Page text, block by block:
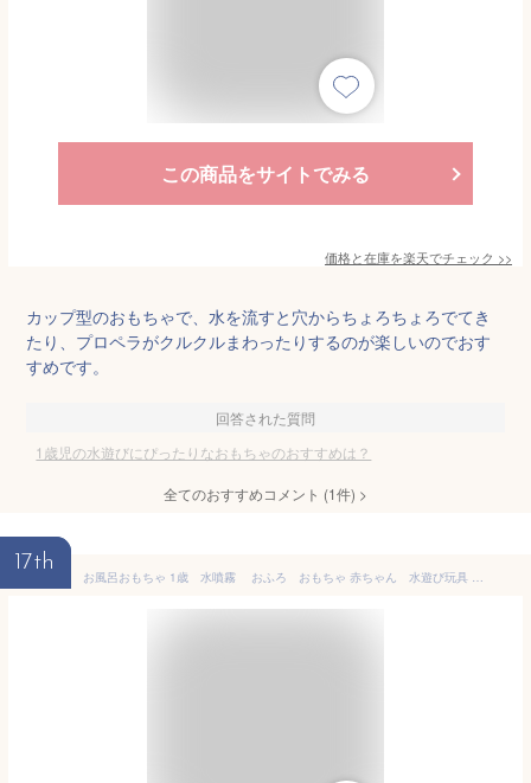
この商品をサイトでみる
価格と在庫を楽天でチェック >>
カップ型のおもちゃで、水を流すと穴からちょろちょろでてき
たり、プロペラがクルクルまわったりするのが楽しいのでおす
すめです。
回答された質問
1歳児の水遊びにぴったりなおもちゃのおすすめは？
全てのおすすめコメント (1件) >
17th
お風呂おもちゃ 1歳 水噴霧 おふろ おもちゃ 赤ちゃん 水遊び玩具 カエル噴水おもちゃ 動物玩具 子供 風呂 入浴 夏 スイミングプール セット 人気 知育玩具 誕生日 プレゼント 6歳以上（4種類のアクセサリー付き） クリスマスプレゼント